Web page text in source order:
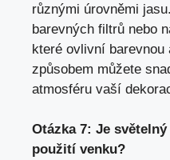
různými úrovněmi
barevných filtrů nebo
které ovlivní barevnou
způsobem můžete
atmosféru vaší
Otázka 7: Je
použití venku?